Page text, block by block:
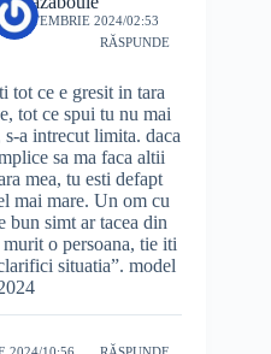
SEPTEMBRIE 2024/02:53
RĂSPUNDE
tot ce e gresit in tara
tot ce spui tu nu mai
s-a intrecut limita. daca
sa ma faca altii
mea, tu esti defapt
mai mare. Un om cu
bun simt ar tacea din
murit o persoana, tie iti
situatia”. model